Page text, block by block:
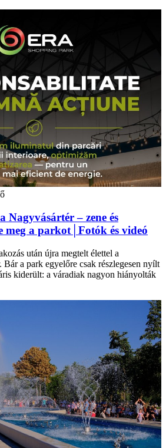
Nagyvásártér – zene és
meg a parkot│Fotók és videó
után újra megtelt élettel a
a park egyelőre csak részlegesen nyílt
kiderült: a váradiak nagyon hiányolták